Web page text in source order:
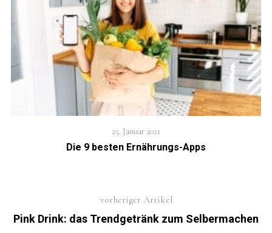
25. Januar 2021
Die 9 besten Ernährungs-Apps
vorheriger Artikel
Pink Drink: das Trendgetränk zum Selbermachen